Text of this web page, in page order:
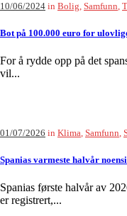
10/06/2024 in Bolig Samfunn
Bot på 100.000 euro for
For å rydde opp på det
vil...
01/07/2026 in Klima, Samfunn,
Spanias varmeste halvår
Spanias første halvår av
er registrert,...